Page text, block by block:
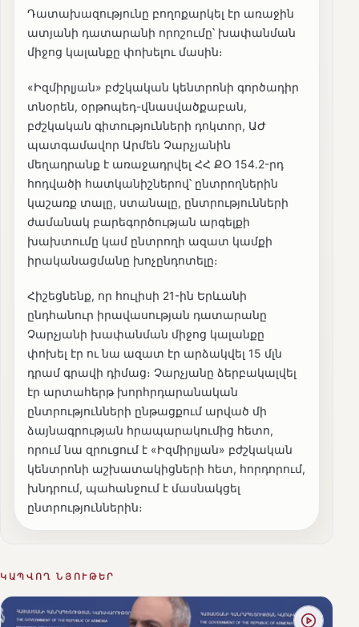
Դատախազությունը բողոքարկել էր առաջին
ատյանի դատարանի որոշումը՝ խափանման
միջոց կալանքը փոխելու մասին։
«Իզմիրլյան» բժշկական կենտրոնի գործադիր
տնօրեն, օրթոպեդ-վնասվածքաբան,
բժշկական գիտությունների դոկտոր, ԱԺ
պատգամավոր Արմեն Չարչյանին
մեղադրանք է առաջադրվել ՀՀ ՔՕ 154.2-րդ
հոդվածի հատկանիշներով՝ ընտրողներին
կաշառք տալը, ստանալը, ընտրությունների
ժամանակ բարեգործության արգելքի
խախտումը կամ ընտրողի ազատ կամքի
իրականացմանը խոչընդոտելը։
Հիշեցնենք, որ հուլիսի 21-ին Երևանի
ընդհանուր իրավասության դատարանը
Չարչյանի խափանման միջոց կալանքը
փոխել էր ու նա ազատ էր արձակվել 15 մլն
դրամ գրավի դիմաց։ Չարչյանը ձերբակալվել
էր արտահերթ խորհրդարանական
ընտրությունների ընթացքում արված մի
ձայնագրության հրապարակումից հետո,
որում նա զրուցում է «Իզմիրլյան» բժշկական
կենտրոնի աշխատակիցների հետ, հորդորում,
խնդրում, պահանջում է մասնակցել
ընտրություններին։
ԿԱՊՎՈՂ ՆՅՈՒԹԵՐ